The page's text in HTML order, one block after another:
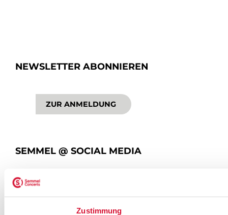
Zustimmung
NEWSLETTER ABONNIEREN
ZUR ANMELDUNG
SEMMEL @ SOCIAL MEDIA